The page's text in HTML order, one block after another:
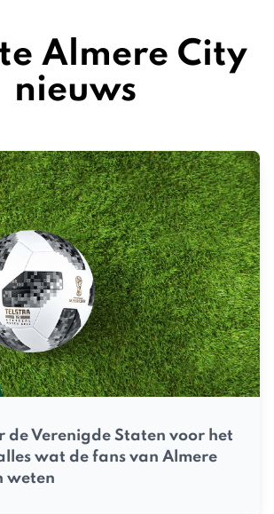
Almere City
nieuws
de Verenigde Staten voor het
wat de fans van Almere
weten